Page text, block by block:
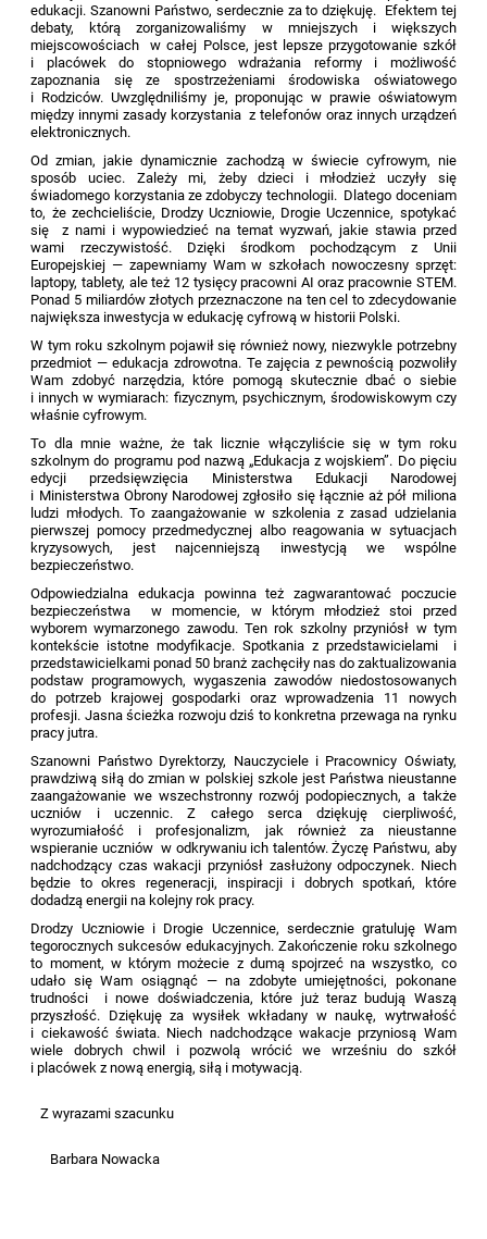
edukacji. Szanowni Państwo, serdecznie za to dziękuję. Efektem tej
debaty, którą zorganizowaliśmy w mniejszych i większych
miejscowościach w całej Polsce, jest lepsze przygotowanie szkół
i placówek do stopniowego wdrażania reformy i możliwość
zapoznania się ze spostrzeżeniami środowiska oświatowego
i Rodziców. Uwzględniliśmy je, proponując w prawie oświatowym
między innymi zasady korzystania z telefonów oraz innych urządzeń
elektronicznych.
Od zmian, jakie dynamicznie zachodzą w świecie cyfrowym, nie
sposób uciec. Zależy mi, żeby dzieci i młodzież uczyły się
świadomego korzystania ze zdobyczy technologii. Dlatego doceniam
to, że zechcieliście, Drodzy Uczniowie, Drogie Uczennice, spotykać
się z nami i wypowiedzieć na temat wyzwań, jakie stawia przed
wami rzeczywistość. Dzięki środkom pochodzącym z Unii
Europejskiej — zapewniamy Wam w szkołach nowoczesny sprzęt:
laptopy, tablety, ale też 12 tysięcy pracowni AI oraz pracownie STEM.
Ponad 5 miliardów złotych przeznaczone na ten cel to zdecydowanie
największa inwestycja w edukację cyfrową w historii Polski.
W tym roku szkolnym pojawił się również nowy, niezwykle potrzebny
przedmiot — edukacja zdrowotna. Te zajęcia z pewnością pozwoliły
Wam zdobyć narzędzia, które pomogą skutecznie dbać o siebie
i innych w wymiarach: fizycznym, psychicznym, środowiskowym czy
właśnie cyfrowym.
To dla mnie ważne, że tak licznie włączyliście się w tym roku
szkolnym do programu pod nazwą „Edukacja z wojskiem”. Do pięciu
edycji przedsięwzięcia Ministerstwa Edukacji Narodowej
i Ministerstwa Obrony Narodowej zgłosiło się łącznie aż pół miliona
ludzi młodych. To zaangażowanie w szkolenia z zasad udzielania
pierwszej pomocy przedmedycznej albo reagowania w sytuacjach
kryzysowych, jest najcenniejszą inwestycją we wspólne
bezpieczeństwo.
Odpowiedzialna edukacja powinna też zagwarantować poczucie
bezpieczeństwa w momencie, w którym młodzież stoi przed
wyborem wymarzonego zawodu. Ten rok szkolny przyniósł w tym
kontekście istotne modyfikacje. Spotkania z przedstawicielami i
przedstawicielkami ponad 50 branż zachęciły nas do zaktualizowania
podstaw programowych, wygaszenia zawodów niedostosowanych
do potrzeb krajowej gospodarki oraz wprowadzenia 11 nowych
profesji. Jasna ścieżka rozwoju dziś to konkretna przewaga na rynku
pracy jutra.
Szanowni Państwo Dyrektorzy, Nauczyciele i Pracownicy Oświaty,
prawdziwą siłą do zmian w polskiej szkole jest Państwa nieustanne
zaangażowanie we wszechstronny rozwój podopiecznych, a także
uczniów i uczennic. Z całego serca dziękuję cierpliwość,
wyrozumiałość i profesjonalizm, jak również za nieustanne
wspieranie uczniów w odkrywaniu ich talentów. Życzę Państwu, aby
nadchodzący czas wakacji przyniósł zasłużony odpoczynek. Niech
będzie to okres regeneracji, inspiracji i dobrych spotkań, które
dodadzą energii na kolejny rok pracy.
Drodzy Uczniowie i Drogie Uczennice, serdecznie gratuluję Wam
tegorocznych sukcesów edukacyjnych. Zakończenie roku szkolnego
to moment, w którym możecie z dumą spojrzeć na wszystko, co
udało się Wam osiągnąć — na zdobyte umiejętności, pokonane
trudności i nowe doświadczenia, które już teraz budują Waszą
przyszłość. Dziękuję za wysiłek wkładany w naukę, wytrwałość
i ciekawość świata. Niech nadchodzące wakacje przyniosą Wam
wiele dobrych chwil i pozwolą wrócić we wrześniu do szkół
i placówek z nową energią, siłą i motywacją.
Z wyrazami szacunku
Barbara Nowacka